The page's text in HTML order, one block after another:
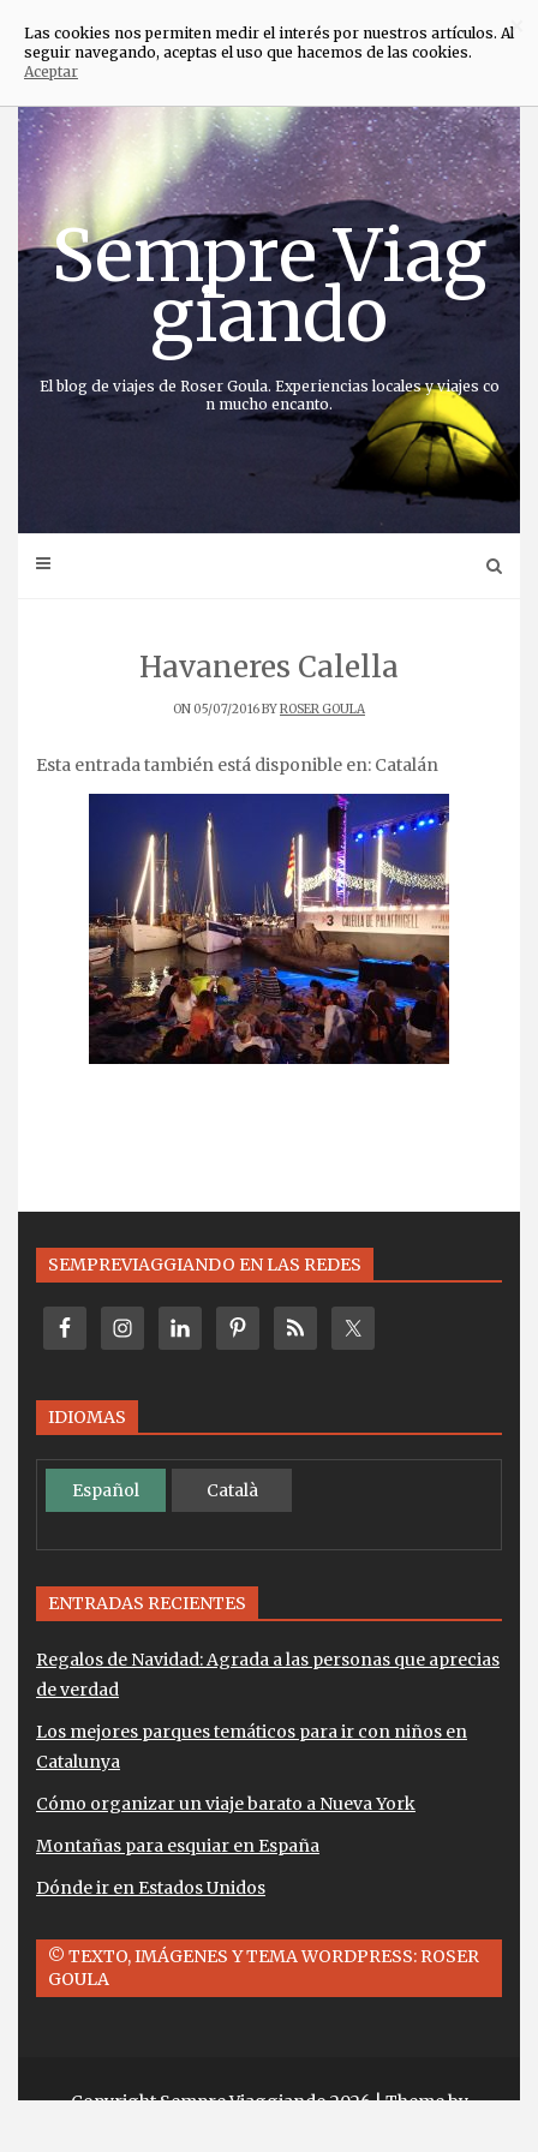
Saltar
contenido
Sempre Viag
giando
El blog de viajes de Roser Goula. Experiencias locales y viajes co
n mucho encanto.
Havaneres Calella
ON 05/07/2016 BYROSER GOULA
Esta entrada también está disponible en: Catalán
SEMPREVIAGGIANDO EN LAS REDES
IDIOMAS
Español Català
ENTRADAS RECIENTES
Regalos de Navidad: Agrada a las personas que aprecias
de verdad
Los mejores parques temáticos para ir con niños en
Catalunya
Cómo organizar un viaje barato a Nueva York
Montañas para esquiar en España
Dónde ir en Estados Unidos
© TEXTO, IMÁGENES Y TEMA WORDPRESS: ROSER
GOULA
Copyright Sempre Viaggiando 2026| Theme by
×
Las cookies nos permiten medir el interés por nuestros artículos. Al
seguir navegando, aceptas el uso que hacemos de las cookies.
Aceptar